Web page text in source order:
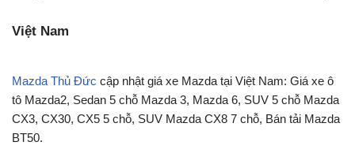
Việt Nam
Mazda Thủ Đức cập nhật giá xe Mazda tại Việt Nam: Giá xe ô
tô Mazda2, Sedan 5 chỗ Mazda 3, Mazda 6, SUV 5 chỗ Mazda
CX3, CX30, CX5 5 chỗ, SUV Mazda CX8 7 chỗ, Bán tải Mazda
BT50.